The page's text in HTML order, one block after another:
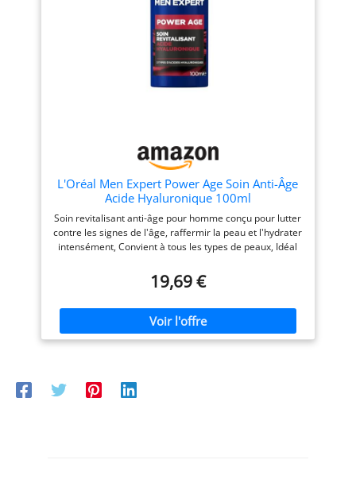
la crème par mouvements
le cou Formules enrichies
Pro-Rétinol pour lisser les
rides (crème) ou 3 types de
: 1x Sérum correcteur anti-
âge triple action, 50ml, et
1x Soin anti-âge de jour
triple action, 50ml, L'Oréal
Paris Revitalift Laser
améliorant la texture de la
PROTEGE : Les Peptides et
le Panthénol renforcent la
Centella Asiatica pour un
confort optimal. FORMULE
SANS DANGER : Formulée
sans parabènes,
formaldéhyde, colorants
artificiels ni parfums
artificiels, cette ampoule
est idéale pour les peaux
L'Oréal Men Expert Power Age Soin Anti-Âge
Acide Hyaluronique 100ml
Soin revitalisant anti-âge pour homme conçu pour lutter
contre les signes de l'âge, raffermir la peau et l'hydrater
intensément, Convient à tous les types de peaux, Idéal
réduites, Peau hydratée, Peau affermie, Calme le feu du
rasoir Application : Appliquer le matin et/ou soir sur
Formule composée de deux types d'Acide Hyaluronique
pour agir à la surface et en profondeur de la peau,
Texture invisible, légère, non collante et non grasse, Ne
Expert, Format XXL, 100 ml
19,69 €